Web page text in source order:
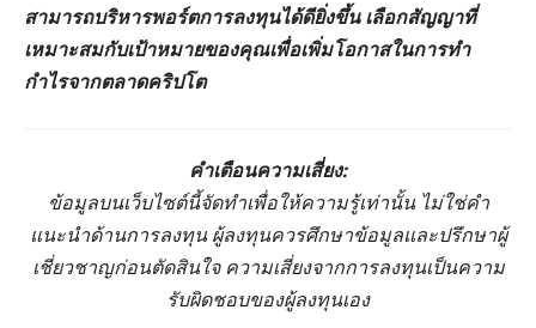
สามารถบริหารพอร์ตการลงทุนได้ดียิ่งขึ้น เลือกสัญญาที่
เหมาะสมกับเป้าหมายของคุณเพื่อเพิ่มโอกาสในการทำ
กำไรจากตลาดคริปโต
คำเตือนความเสี่ยง:
ข้อมูลบนเว็บไซต์นี้จัดทำเพื่อให้ความรู้เท่านั้น ไม่ใช่คำ
แนะนำด้านการลงทุน ผู้ลงทุนควรศึกษาข้อมูลและปรึกษาผู้
เชี่ยวชาญก่อนตัดสินใจ ความเสี่ยงจากการลงทุนเป็นความ
รับผิดชอบของผู้ลงทุนเอง